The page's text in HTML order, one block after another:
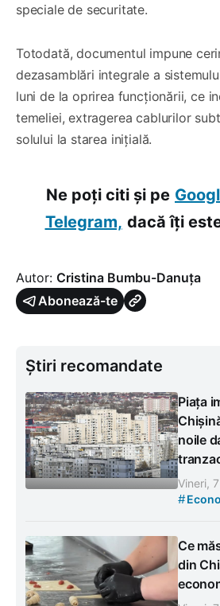
speciale de securitate.
Totodată, documentul impune
dezasamblări integrale a
luni de la oprirea funcționării, ce
temeliei, extragerea cablurilor
solului la starea inițială.
Ne poți citi și pe
Telegram, dacă îți
Autor: Cristina Bumbu-Danuța
Abonează-te
Știri recomandate
Piața
noile
Vineri,
#
Ce
din